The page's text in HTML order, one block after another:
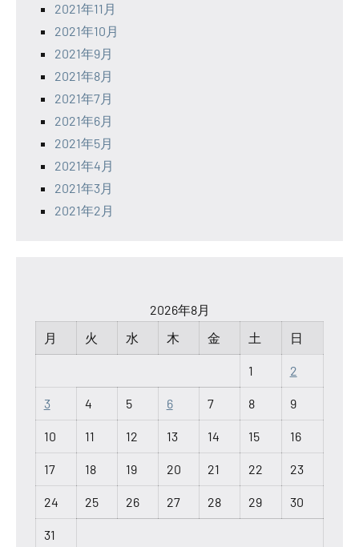
2021年11月
2021年10月
2021年9月
2021年8月
2021年7月
2021年6月
2021年5月
2021年4月
2021年3月
2021年2月
2026年8月
月
火 水 木 金 土 日
1 2
3 4 5 6 7 8 9
10 11 12 13 14 15 16
17 18 19 20 21 22 23
24 25 26 27 28 29 30
31